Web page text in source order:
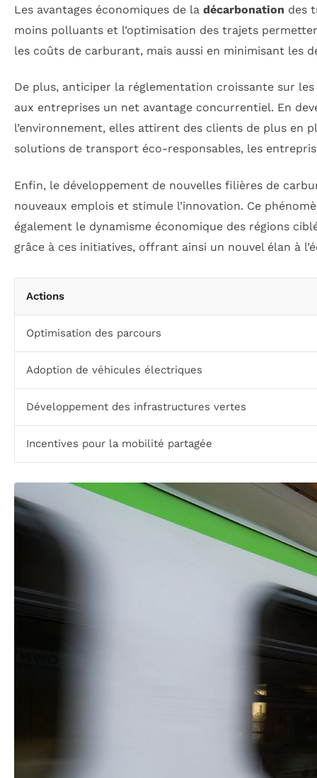
Les avantages économiques de la décarbonation des
moins polluants et l’optimisation des trajets
les coûts de carburant, mais aussi en minimisant les
De plus, anticiper la réglementation croissante sur
aux entreprises un net avantage concurrentiel. En
l’environnement, elles attirent des clients de plus en
solutions de transport éco-responsables, les
Enfin, le développement de nouvelles filières de
nouveaux emplois et stimule l’innovation. Ce
également le dynamisme économique des régions
grâce à ces initiatives, offrant ainsi un nouvel élan à
Actions
Optimisation des parcours
Adoption de véhicules électriques
Développement des infrastructures vertes
Incentives pour la mobilité partagée